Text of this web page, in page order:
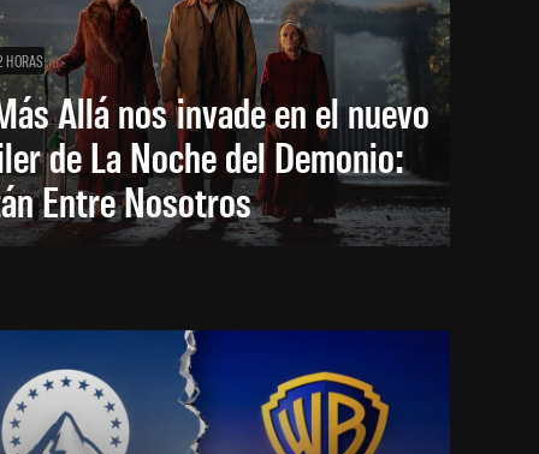
HORAS
Allá nos invade en el nuevo
de La Noche del Demonio:
Entre Nosotros